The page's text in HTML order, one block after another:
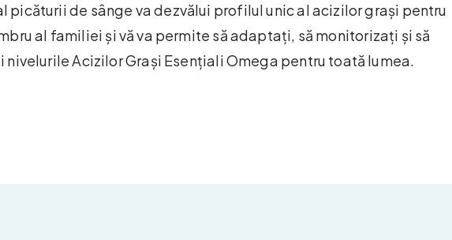
picăturii de sânge va dezvălui profilul unic al acizilor grași pentru
al familiei și vă va permite să adaptați, să monitorizați și să
nivelurile Acizilor Grași Esențiali Omega pentru toată lumea.